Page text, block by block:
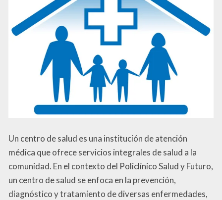
Un centro de salud es una institución de atención
médica que ofrece servicios integrales de salud a la
comunidad. En el contexto del Policlínico Salud y Futuro,
un centro de salud se enfoca en la prevención,
diagnóstico y tratamiento de diversas enfermedades,